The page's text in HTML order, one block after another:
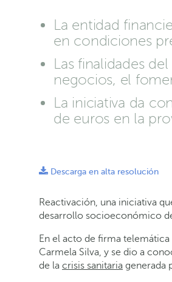
La entidad
en condiciones
Las finalidades
negocios, el
La iniciativa da
de euros en la
Descarga en alta resolución
Reactivación, una iniciativa
desarrollo socioeconómico
En el acto de firma
Carmela Silva, y se dio a
de la crisis sanitaria generada